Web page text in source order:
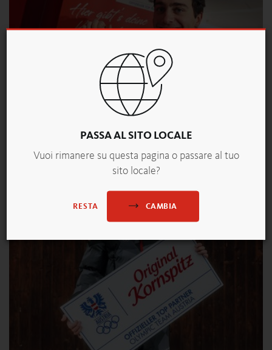
PASSA AL SITO LOCALE
Vuoi rimanere su questa pagina o passare al tuo
sito locale?
RESTA CAMBIA
Download